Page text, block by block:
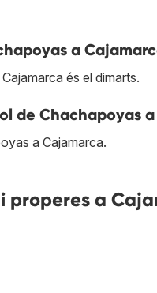
a
és el dimarts.
de Chachapoyas
a Cajamarca.
properes a